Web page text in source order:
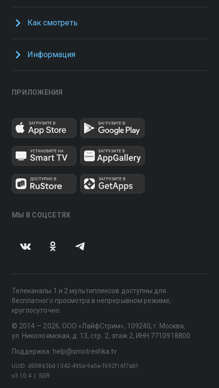
Как смотреть
Информация
ПРИЛОЖЕНИЯ
МЫ В СОЦСЕТЯХ
Телеканалы 1 и 2 мультиплексов доступны для
бесплатного просмотра в непрерывном режиме,
круглосуточно.
© 2014 — 2026, ООО «ЛайфСтрим», 109240, г. Москва,
ул. Николоямская, д. 13, стр. 2, этаж 2, ИНН 7710918800
Поддержка: help@smotreshka.tv
v3.10.4 SSR
UUID: d00863bd-1342-495e-9a5e-f692f16f7ab1